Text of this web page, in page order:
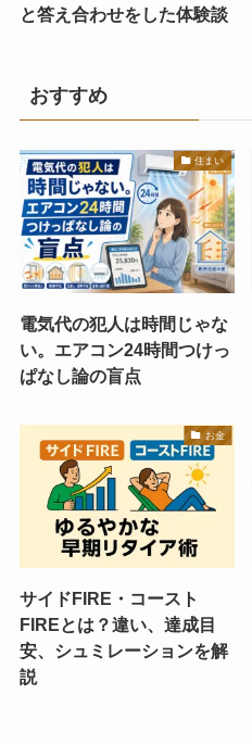
と答え合わせをした体験談
おすすめ
住まい
電気代の犯人は時間じゃな
い。エアコン24時間つけっ
ぱなし論の盲点
お金
サイドFIRE・コースト
FIREとは？違い、達成目
安、シュミレーションを解
説